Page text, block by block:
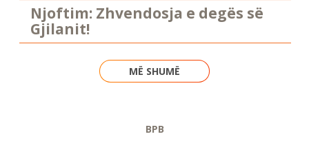
Njoftim: Zhvendosja e degës së
Gjilanit!
MË SHUMË
BPB